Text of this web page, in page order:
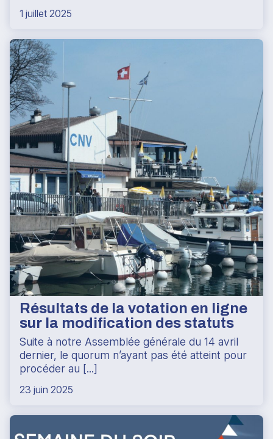
1 juillet 2025
Résultats de la votation en ligne
sur la modification des statuts
Suite à notre Assemblée générale du 14 avril
dernier, le quorum n’ayant pas été atteint pour
procéder au [...]
23 juin 2025